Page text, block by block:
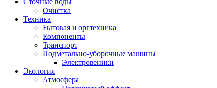
Очистка
Техника
Бытовая и оргтехника
Компоненты
Транспорт
Подметально-уборочные машины
Электровеники
Экология
Атмосфера